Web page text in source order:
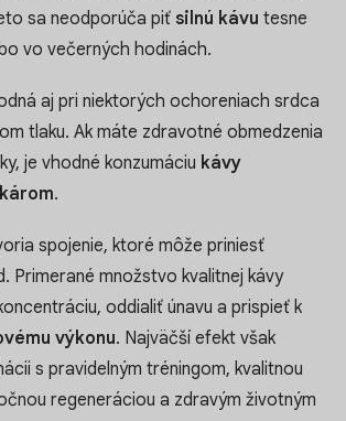
sa neodporúča piť silnú kávu tesne
vo večerných hodinách.
aj pri niektorých ochoreniach srdca
tlaku. Ak máte zdravotné obmedzenia
je vhodné konzumáciu kávy
.
spojenie, ktoré môže priniesť
Primerané množstvo kvalitnej kávy
oddialiť únavu a prispieť k
výkonu. Najväčší efekt však
s pravidelným tréningom, kvalitnou
regeneráciou a zdravým životným